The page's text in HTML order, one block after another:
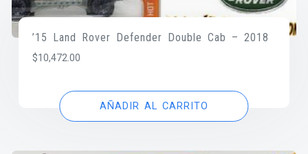
’15 Land Rover Defender Double Cab – 2018
$10,472.00
AÑADIR AL CARRITO